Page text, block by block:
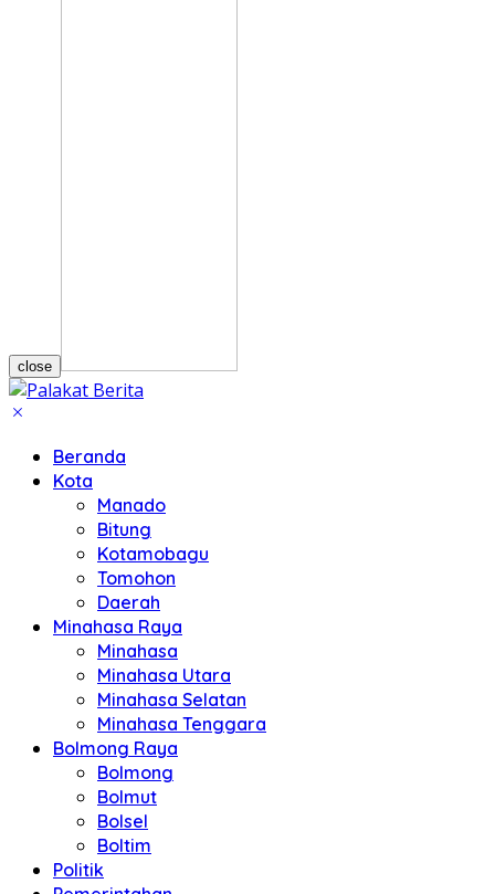
close
Beranda
Kota
Manado
Bitung
Kotamobagu
Tomohon
Daerah
Minahasa Raya
Minahasa
Minahasa Utara
Minahasa Selatan
Minahasa Tenggara
Bolmong Raya
Bolmong
Bolmut
Bolsel
Boltim
Politik